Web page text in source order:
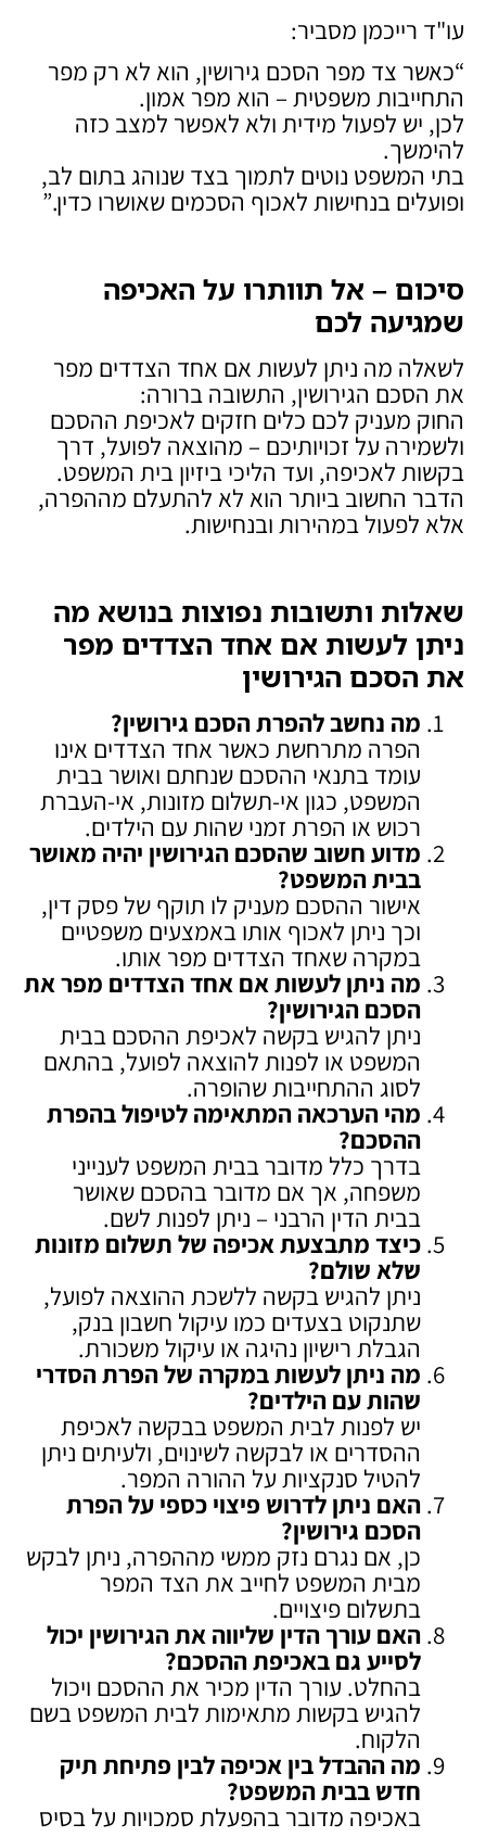
עו"ד רייכמן מסביר:
“כאשר צד מפר הסכם גירושין, הוא לא רק מפר
התחייבות משפטית – הוא מפר אמון.
לכן, יש לפעול מידית ולא לאפשר למצב כזה
להימשך.
בתי המשפט נוטים לתמוך בצד שנוהג בתום לב,
ופועלים בנחישות לאכוף הסכמים שאושרו כדין.”
סיכום – אל תוותרו על האכיפה
שמגיעה לכם
לשאלה מה ניתן לעשות אם אחד הצדדים מפר
את הסכם הגירושין, התשובה ברורה:
החוק מעניק לכם כלים חזקים לאכיפת ההסכם
ולשמירה על זכויותיכם – מהוצאה לפועל, דרך
בקשות לאכיפה, ועד הליכי ביזיון בית המשפט.
הדבר החשוב ביותר הוא לא להתעלם מההפרה,
אלא לפעול במהירות ובנחישות.
שאלות ותשובות נפוצות בנושא מה
ניתן לעשות אם אחד הצדדים מפר
את הסכם הגירושין
מה נחשב להפרת הסכם גירושין?
הפרה מתרחשת כאשר אחד הצדדים אינו
עומד בתנאי ההסכם שנחתם ואושר בבית
המשפט, כגון אי-תשלום מזונות, אי-העברת
רכוש או הפרת זמני שהות עם הילדים.
מדוע חשוב שהסכם הגירושין יהיה מאושר
בבית המשפט?
אישור ההסכם מעניק לו תוקף של פסק דין,
וכך ניתן לאכוף אותו באמצעים משפטיים
במקרה שאחד הצדדים מפר אותו.
מה ניתן לעשות אם אחד הצדדים מפר את
הסכם הגירושין?
ניתן להגיש בקשה לאכיפת ההסכם בבית
המשפט או לפנות להוצאה לפועל, בהתאם
לסוג ההתחייבות שהופרה.
מהי הערכאה המתאימה לטיפול בהפרת
ההסכם?
בדרך כלל מדובר בבית המשפט לענייני
משפחה, אך אם מדובר בהסכם שאושר
בבית הדין הרבני – ניתן לפנות לשם.
כיצד מתבצעת אכיפה של תשלום מזונות
שלא שולם?
ניתן להגיש בקשה ללשכת ההוצאה לפועל,
שתנקוט בצעדים כמו עיקול חשבון בנק,
הגבלת רישיון נהיגה או עיקול משכורת.
מה ניתן לעשות במקרה של הפרת הסדרי
שהות עם הילדים?
יש לפנות לבית המשפט בבקשה לאכיפת
ההסדרים או לבקשה לשינוים, ולעיתים ניתן
להטיל סנקציות על ההורה המפר.
האם ניתן לדרוש פיצוי כספי על הפרת
הסכם גירושין?
כן, אם נגרם נזק ממשי מההפרה, ניתן לבקש
מבית המשפט לחייב את הצד המפר
בתשלום פיצויים.
האם עורך הדין שליווה את הגירושין יכול
לסייע גם באכיפת ההסכם?
בהחלט. עורך הדין מכיר את ההסכם ויכול
להגיש בקשות מתאימות לבית המשפט בשם
הלקוח.
מה ההבדל בין אכיפה לבין פתיחת תיק
חדש בבית המשפט?
באכיפה מדובר בהפעלת סמכויות על בסיס